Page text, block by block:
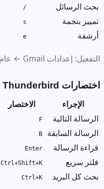
بحث الرسائل /
تمييز بنجمة s
أرشفة e
التفعيل: إعدادات Gmail ← عام ← اختصارات لوحة المفاتيح: تشغيل
اختصارات Thunderbird
الإجراء
الاختصار
الرسالة التالية
F
الرسالة السابقة B
قراءة الرسالة Enter
فلتر سريع Ctrl+Shift+K
بحث كل البريد Ctrl+K